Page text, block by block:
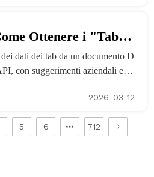
Ottenere i "Tab
da un
dati dei tab da un documento D
con suggerimenti aziendali e alt
2026-03-12
5 6 712